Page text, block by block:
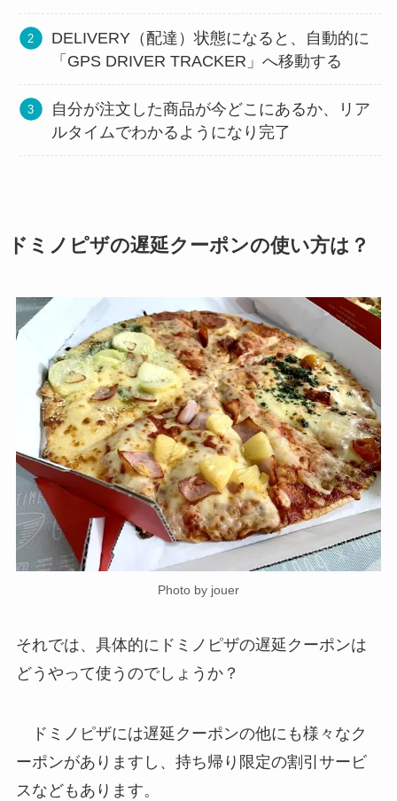
DELIVERY（配達）状態になると、自動的に
「GPS DRIVER TRACKER」へ移動する
自分が注文した商品が今どこにあるか、リア
ルタイムでわかるようになり完了
ドミノピザの遅延クーポンの使い方は？
Photo by jouer
それでは、具体的にドミノピザの遅延クーポンは
どうやって使うのでしょうか？
ドミノピザには遅延クーポンの他にも様々なク
ーポンがありますし、持ち帰り限定の割引サービ
スなどもあります。